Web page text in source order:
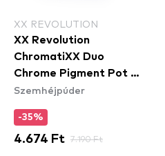
XX REVOLUTION
XX Revolution
ChromatiXX Duo
Chrome Pigment Pot -
Charge
Szemhéjpúder
-35%
4.674 Ft 7.190 Ft